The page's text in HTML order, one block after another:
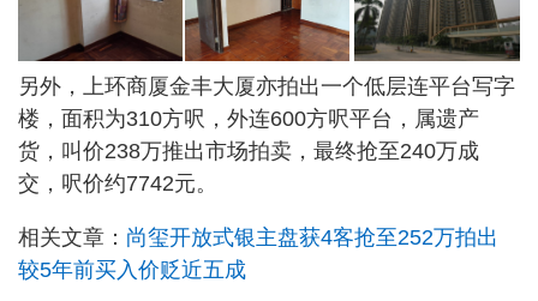
另外，上环商厦金丰大厦亦拍出一个低层连平台写字
楼，面积为310方呎，外连600方呎平台，属遗产
货，叫价238万推出市场拍卖，最终抢至240万成
交，呎价约7742元。
相关文章： 尚玺开放式银主盘获4客抢至252万拍出
较5年前买入价贬近五成